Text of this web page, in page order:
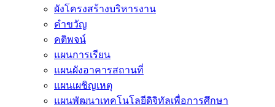
ผังโครงสร้างบริหารงาน
คำขวัญ
คติพจน์
แผนการเรียน
แผนผังอาคารสถานที่
แผนเผชิญเหตุ
แผนพัฒนาเทคโนโลยีดิจิทัลเพื่อการศึกษา